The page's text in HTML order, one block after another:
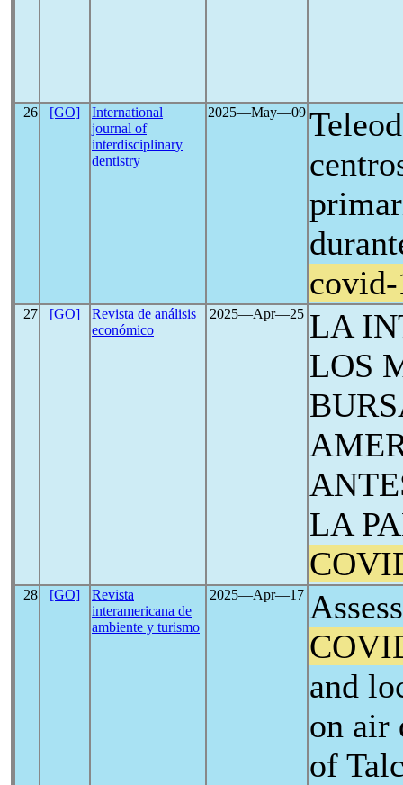
26 [GO]
International
journal of
interdisciplinary
dentistry
2025―May―09
27 [GO]
Revista de análisis
económico
2025―Apr―25 LA
LOS
LA
28 [GO]
Revista
interamericana de
ambiente y turismo
2025―Apr―17
and
on air
of